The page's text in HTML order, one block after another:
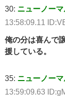
30: ニューノー
13:58:09.11
俺の分は喜んで
援している。
35: ニューノー
13:59:09.63